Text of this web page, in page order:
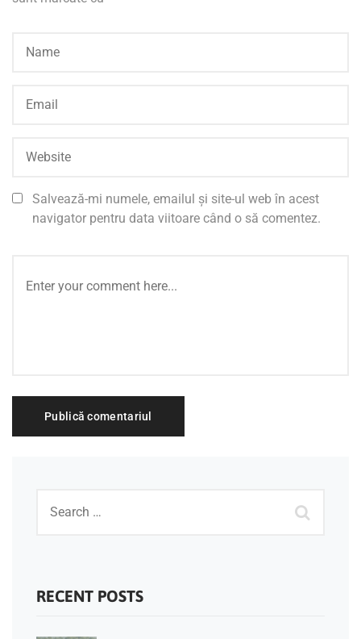
Salvează-mi numele, emailul și site-ul web în acest
navigator pentru data viitoare când o să comentez.
RECENT POSTS